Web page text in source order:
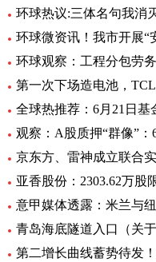
环球热议:三体名句我消
环球观察：工程分包劳
第一次下场造电池，
京东方、雷神成立联合